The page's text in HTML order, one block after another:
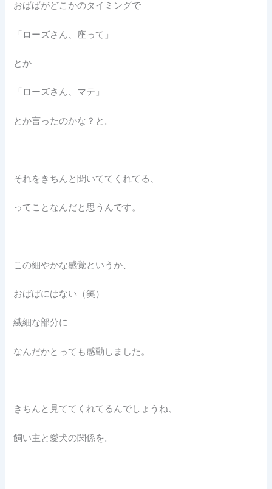
おばばがどこかのタイミングで
「ローズさん、座って」
とか
「ローズさん、マテ」
とか言ったのかな？と。
それをきちんと聞いててくれてる、
ってことなんだと思うんです。
この細やかな感覚というか、
おばばにはない（笑）
繊細な部分に
なんだかとっても感動しました。
きちんと見ててくれてるんでしょうね、
飼い主と愛犬の関係を。